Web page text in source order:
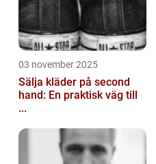
03 november 2025
Sälja kläder på second
hand: En praktisk väg till
...